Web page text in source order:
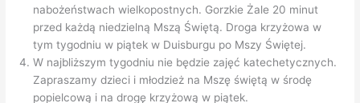
nabożeństwach wielkopostnych. Gorzkie Żale 20 minut
przed każdą niedzielną Mszą Świętą. Droga krzyżowa w
tym tygodniu w piątek w Duisburgu po Mszy Świętej.
W najbliższym tygodniu nie będzie zajęć katechetycznych.
Zapraszamy dzieci i młodzież na Mszę świętą w środę
popielcową i na drogę krzyżową w piątek.